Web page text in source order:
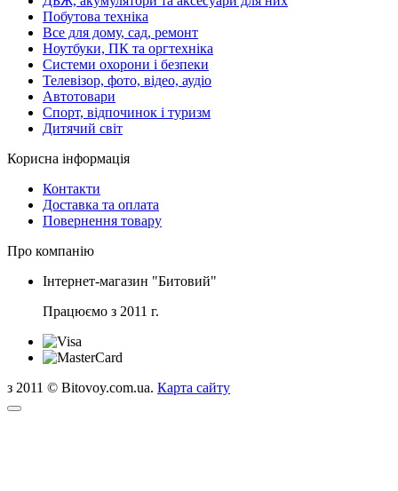
Побутова техніка
Все для дому, сад, ремонт
Ноутбуки, ПК та оргтехніка
Системи охорони і безпеки
Телевізор, фото, відео, аудіо
Автотовари
Спорт, відпочинок і туризм
Дитячий світ
Корисна інформація
Контакти
Доставка та оплата
Повернення товару
Про компанію
Інтернет-магазин "Битовий"
Працюємо з 2011 г.
з 2011 © Bitovoy.com.ua. Карта сайту